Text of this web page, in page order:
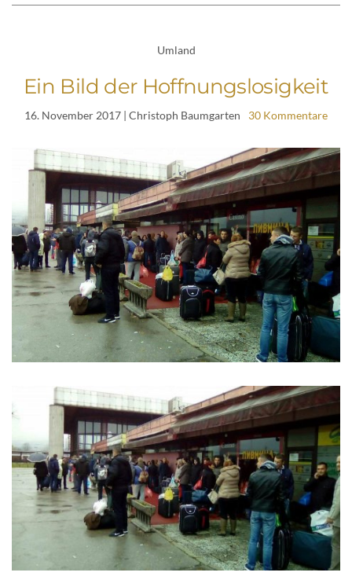
Umland
Ein Bild der Hoffnungslosigkeit
16. November 2017 | Christoph Baumgarten 30 Kommentare